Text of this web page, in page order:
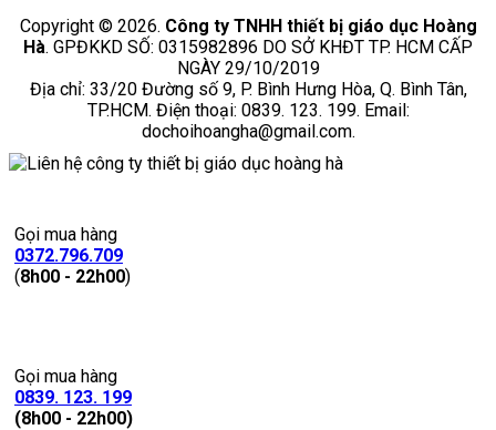
Copyright © 2026. Công ty TNHH thiết bị giáo dục Hoàng
Hà. GPĐKKD SỐ: 0315982896 DO SỞ KHĐT TP. HCM CẤP
NGÀY 29/10/2019
Địa chỉ: 33/20 Đường số 9, P. Bình Hưng Hòa, Q. Bình Tân,
TP.HCM. Điện thoại: 0839. 123. 199. Email:
dochoihoangha@gmail.com.
Gọi mua hàng
0372.796.709
(8h00 - 22h00)
Gọi mua hàng
0839. 123. 199
(8h00 - 22h00)